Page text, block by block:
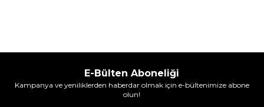
E-Bülten Aboneliği
Kampanya ve yeniliklerden haberdar olmak için e-bültenimize abone
olun!